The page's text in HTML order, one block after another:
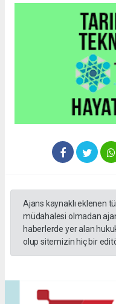
Ajans kaynaklı eklenen
müdahalesi olmadan
haberlerde yer alan
olup sitemizin hiç bir